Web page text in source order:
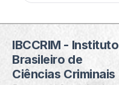
IBCCRIM - Instituto
Brasileiro de
Ciências Criminais